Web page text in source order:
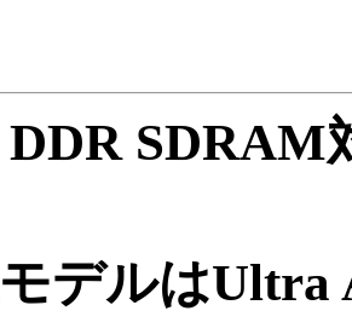
SDRAM
デルはUltra